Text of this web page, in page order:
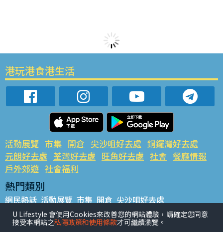
港玩港食港生活
活動展覽 市集 開倉 尖沙咀好去處 銅鑼灣好去處
元朗好去處 荃灣好去處 旺角好去處 社會 餐廳情報
戶外郊遊 社會福利
熱門類別
網民熱話 活動展覽 市集 開倉 尖沙咀好去處
銅鑼灣好去處 元朗好去處 荃灣好去處 旺角好去處 社會
餐廳情報 戶外郊遊
U Lifestyle 會使用Cookies來改善您的網站體驗，請確定您同意
接受本網站之私隱政策和使用條款才可繼續瀏覽。